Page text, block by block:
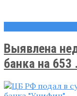
Выявлена
банка на 653